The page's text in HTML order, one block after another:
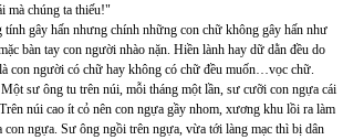
mà chúng ta thiếu!"
tính gây hấn nhưng chính những con chữ không gây hấn như
bàn tay con người nhào nặn. Hiền lành hay dữ dằn đều do
con người có chữ hay không có chữ đều muốn…vọc chữ.
sư ông tu trên núi, mỗi tháng một lần, sư cưỡi con ngựa cái
núi cao ít cỏ nên con ngựa gầy nhom, xương khu lồi ra làm
con ngựa. Sư ông ngồi trên ngựa, vừa tới làng mạc thì bị dân